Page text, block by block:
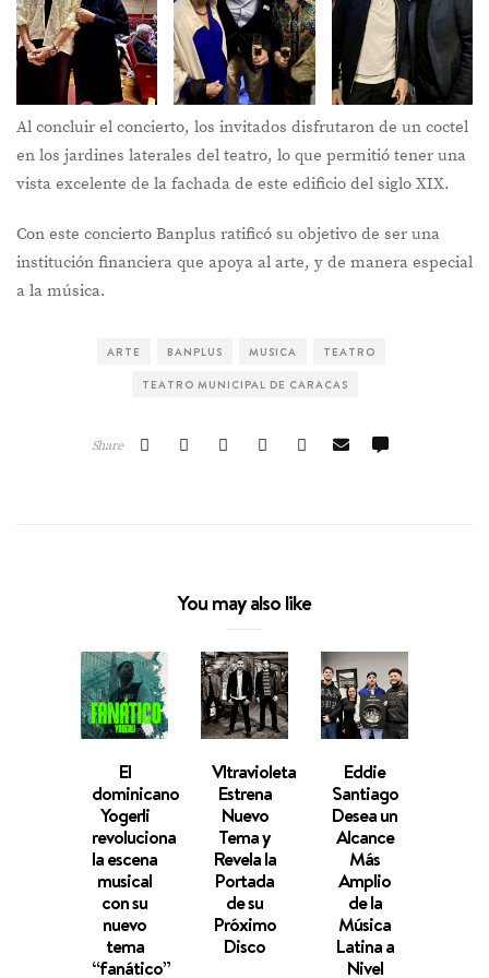
Al concluir el concierto, los invitados disfrutaron de un coctel
en los jardines laterales del teatro, lo que permitió tener una
vista excelente de la fachada de este edificio del siglo XIX.
Con este concierto Banplus ratificó su objetivo de ser una
institución financiera que apoya al arte, y de manera especial
a la música.
ARTE BANPLUS MUSICA TEATRO
TEATRO MUNICIPAL DE CARACAS
Share
You may also like
El
dominicano
Yogerli
revoluciona
la escena
musical
con su
nuevo
tema
“fanático”
Vltravioleta
Estrena
Nuevo
Tema y
Revela la
Portada
de su
Próximo
Disco
Eddie
Santiago
Desea un
Alcance
Más
Amplio
de la
Música
Latina a
Nivel